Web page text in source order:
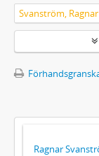
Svanström, Ragnar
Ragnar